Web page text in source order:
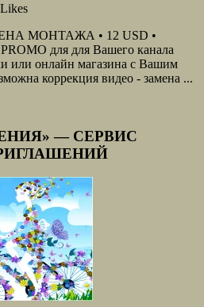
Likes
МОНТАЖА • 12 USD •
для для Вашего канала
или онлайн магазина с Вашим
коррекция видео - замена ...
— СЕРВИС